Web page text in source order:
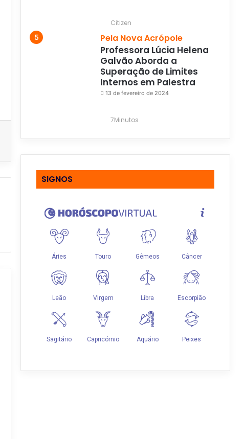
Citizen
Pela Nova Acrópole
Professora Lúcia Helena
Galvão Aborda a
Superação de Limites
Internos em Palestra
13 de fevereiro de 2024
7Minutos
SIGNOS